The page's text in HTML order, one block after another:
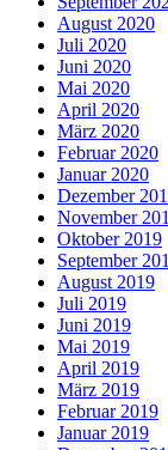
August 2020
Juli 2020
Juni 2020
Mai 2020
April 2020
März 2020
Februar 2020
Januar 2020
Dezember
November
Oktober 2019
September
August 2019
Juli 2019
Juni 2019
Mai 2019
April 2019
März 2019
Februar 2019
Januar 2019